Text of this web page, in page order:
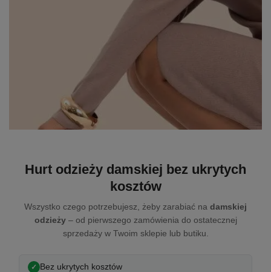
Hurt odzieży damskiej bez ukrytych
kosztów
Wszystko czego potrzebujesz, żeby zarabiać na damskiej
odzieży– od pierwszego zamówienia do ostatecznej
sprzedaży w Twoim sklepie lub butiku.
Bez ukrytych kosztów